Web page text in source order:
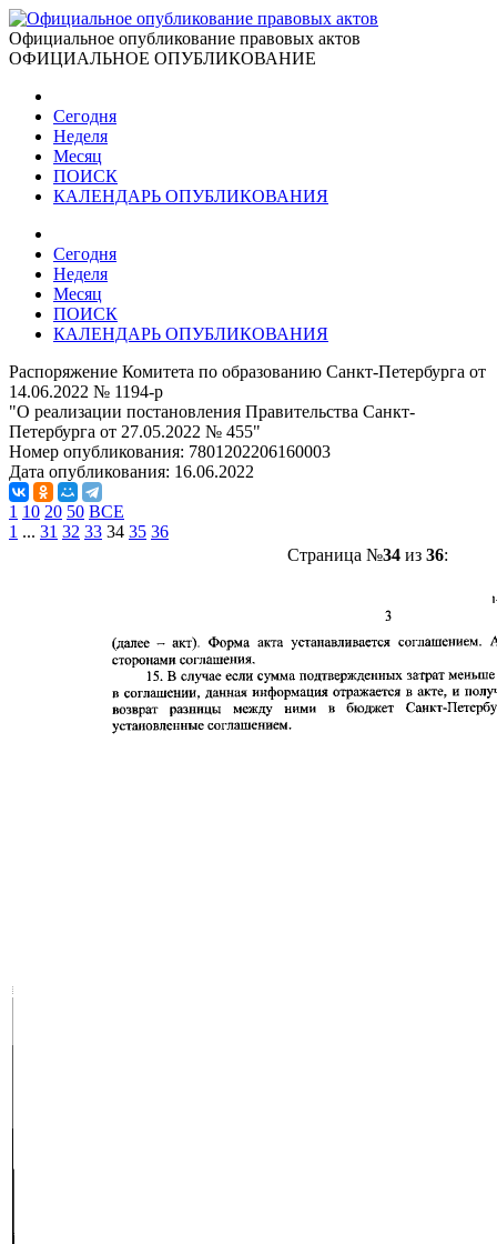
Официальное опубликование правовых актов
ОФИЦИАЛЬНОЕ ОПУБЛИКОВАНИЕ
Сегодня
Неделя
Месяц
ПОИСК
КАЛЕНДАРЬ ОПУБЛИКОВАНИЯ
Сегодня
Неделя
Месяц
ПОИСК
КАЛЕНДАРЬ ОПУБЛИКОВАНИЯ
Распоряжение Комитета по образованию Санкт-Петербурга от
14.06.2022 № 1194-р
"О реализации постановления Правительства Санкт-
Петербурга от 27.05.2022 № 455"
Номер опубликования: 7801202206160003
Дата опубликования: 16.06.2022
1 10 20 50 ВСЕ
1 ... 31 32 33 34 35 36
Страница №34из 36: